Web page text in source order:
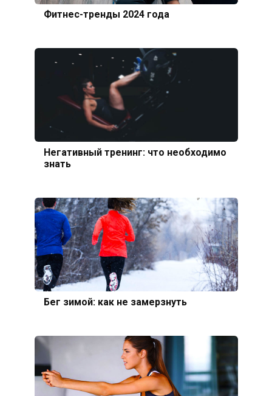
Фитнес-тренды 2024 года
Негативный тренинг: что необходимо
знать
Бег зимой: как не замерзнуть